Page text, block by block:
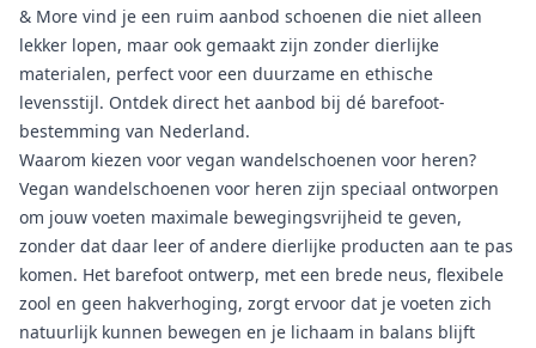
& More vind je een ruim aanbod schoenen die niet alleen
lekker lopen, maar ook gemaakt zijn zonder dierlijke
materialen, perfect voor een duurzame en ethische
levensstijl. Ontdek direct het aanbod bij dé barefoot-
bestemming van Nederland.
Waarom kiezen voor vegan wandelschoenen voor heren?
Vegan wandelschoenen voor heren zijn speciaal ontworpen
om jouw voeten maximale bewegingsvrijheid te geven,
zonder dat daar leer of andere dierlijke producten aan te pas
komen. Het barefoot ontwerp, met een brede neus, flexibele
zool en geen hakverhoging, zorgt ervoor dat je voeten zich
natuurlijk kunnen bewegen en je lichaam in balans blijft